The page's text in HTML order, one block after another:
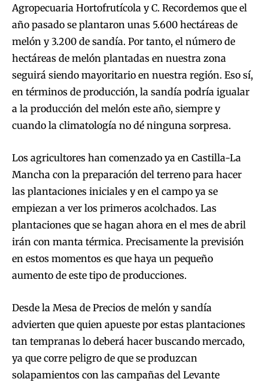
Agropecuaria Hortofrutícola y C. Recordemos que el
año pasado se plantaron unas 5.600 hectáreas de
melón y 3.200 de sandía. Por tanto, el número de
hectáreas de melón plantadas en nuestra zona
seguirá siendo mayoritario en nuestra región. Eso sí,
en términos de producción, la sandía podría igualar
a la producción del melón este año, siempre y
cuando la climatología no dé ninguna sorpresa.
Los agricultores han comenzado ya en Castilla-La
Mancha con la preparación del terreno para hacer
las plantaciones iniciales y en el campo ya se
empiezan a ver los primeros acolchados. Las
plantaciones que se hagan ahora en el mes de abril
irán con manta térmica. Precisamente la previsión
en estos momentos es que haya un pequeño
aumento de este tipo de producciones.
Desde la Mesa de Precios de melón y sandía
advierten que quien apueste por estas plantaciones
tan tempranas lo deberá hacer buscando mercado,
ya que corre peligro de que se produzcan
solapamientos con las campañas del Levante